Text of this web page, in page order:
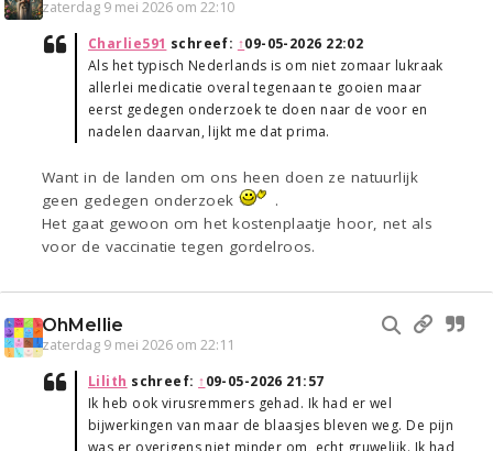
zaterdag 9 mei 2026 om 22:10
Charlie591 schreef: ↑09-05-2026 22:02
Als het typisch Nederlands is om niet zomaar lukraak
allerlei medicatie overal tegenaan te gooien maar
eerst gedegen onderzoek te doen naar de voor en
nadelen daarvan, lijkt me dat prima.
Want in de landen om ons heen doen ze natuurlijk
geen gedegen onderzoek
.
Het gaat gewoon om het kostenplaatje hoor, net als
voor de vaccinatie tegen gordelroos.
OhMellie
zaterdag 9 mei 2026 om 22:11
Lilith schreef: ↑09-05-2026 21:57
Ik heb ook virusremmers gehad. Ik had er wel
bijwerkingen van maar de blaasjes bleven weg. De pijn